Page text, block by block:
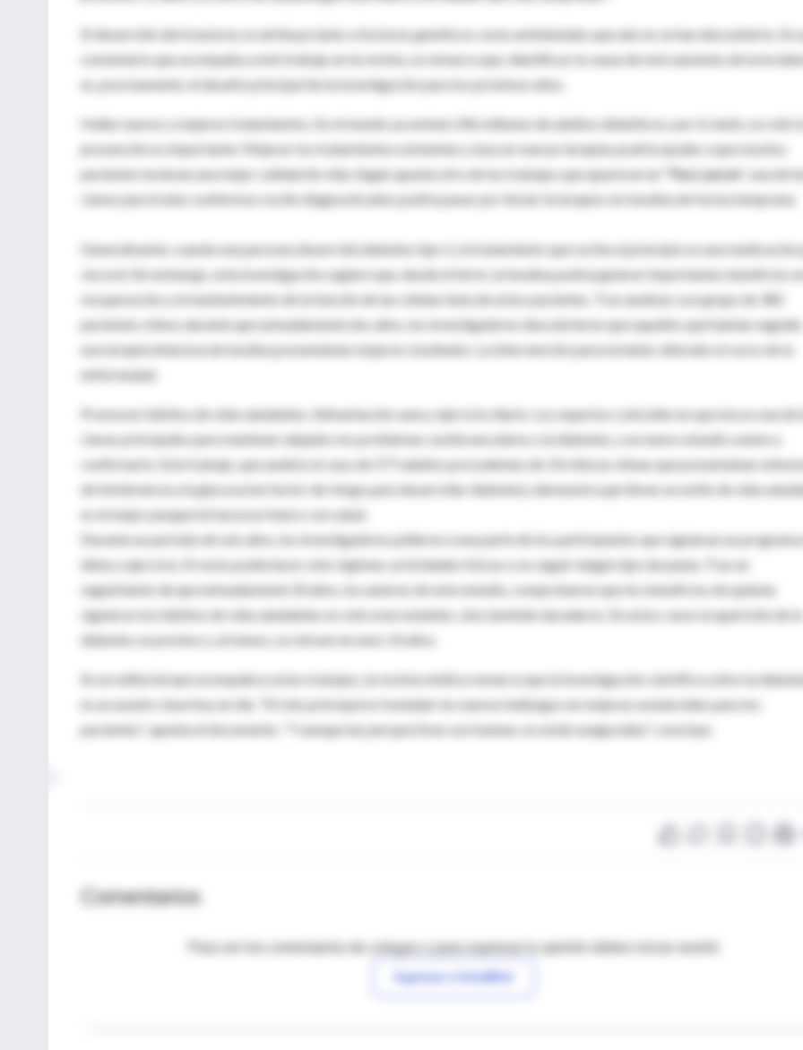
El desarrollo del trastorno se atribuye tanto a factores genéticos como ambientales que aún no se han descubierto. En
comentario que acompaña a este trabajo en la revista, se remarca que, identificar la causa de este aumento de la
es, precisamente, el desafío principal de la investigación para los próximos años.
Hallar nuevos y mejores tratamientos. En el mundo ya existen 246 millones de adultos diabéticos; por lo tanto, no sólo
prevención es importante. Mejorar los tratamientos existentes y buscar nuevas terapias podría ayudar a que muchos
pacientes tuvieran una mejor calidad de vida. Según apunta otro de los trabajos que aparecen en
‘The Lancet’
, una de
claves para tratar a enfermos recién diagnosticados podría pasar por iniciar la terapia con insulina de forma temprana.
Generalmente, cuando una persona desarrolla diabetes tipo 2, el tratamiento que recibe al principio es una medicación
vía oral. Sin embargo, esta investigación sugiere que, desde el inicio, la insulina podría generar importantes beneficios
recuperación y el mantenimiento de la función de las células beta de estos pacientes. Tras analizar a un grupo de 382
pacientes chinos durante aproximadamente dos años, los investigadores descubrieron que aquellos que habían seguido
una terapia intensiva de insulina presentaban mejores resultados. La intervención parecía haber alterado el curso de la
enfermedad.
Promover hábitos de vida saludables. Alimentación sana y ejercicio diario. Los expertos coinciden en que ésa es una de
claves principales para mantener alejados los problemas cardiovasculares y la diabetes; y un nuevo estudio vuelve a
confirmarlo. Este trabajo, que analizó el caso de 577 adultos procedentes de 33 clínicas chinas que presentaban
de intolerancia a la glucosa (un factor de riesgo para desarrollar diabetes), demuestra que llevar un estilo de vida
es el mejor pasaporte hacia un futuro con salud.
Durante un periodo de seis años, los investigadores pidieron a una parte de los participantes que siguieran un
dieta y ejercicio. El resto podía hacer sólo régimen, actividades físicas o no seguir ningún tipo de pauta. Tras un
seguimiento de aproximadamente 20 años, los autores de este estudio, comprobaron que los beneficios de quienes
siguieron los hábitos de vida saludables no sólo eran notables, sino también duraderos. En estos casos la aparición de la
diabetes se previno o, al menos, se retrasó en unos 14 años.
En un editorial que acompaña a estos trabajos, la revista médica remarca que la investigación científica sobre la
es un asunto clave hoy en día. "El reto principal es trasladar los nuevos hallazgos en mejoras sustanciales para los
pacientes", apunta el documento. "Y aunque las perspectivas son buenas, no están aseguradas", concluye.
Comentarios
Para ver los comentarios de colegas o para expresar tu opinión debes iniciar sesión
Ingresar a IntraMed